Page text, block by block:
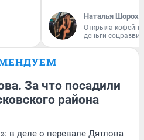
Наталья
Открыла
деньги
За что посадили
района
в деле о перевале Дятлова